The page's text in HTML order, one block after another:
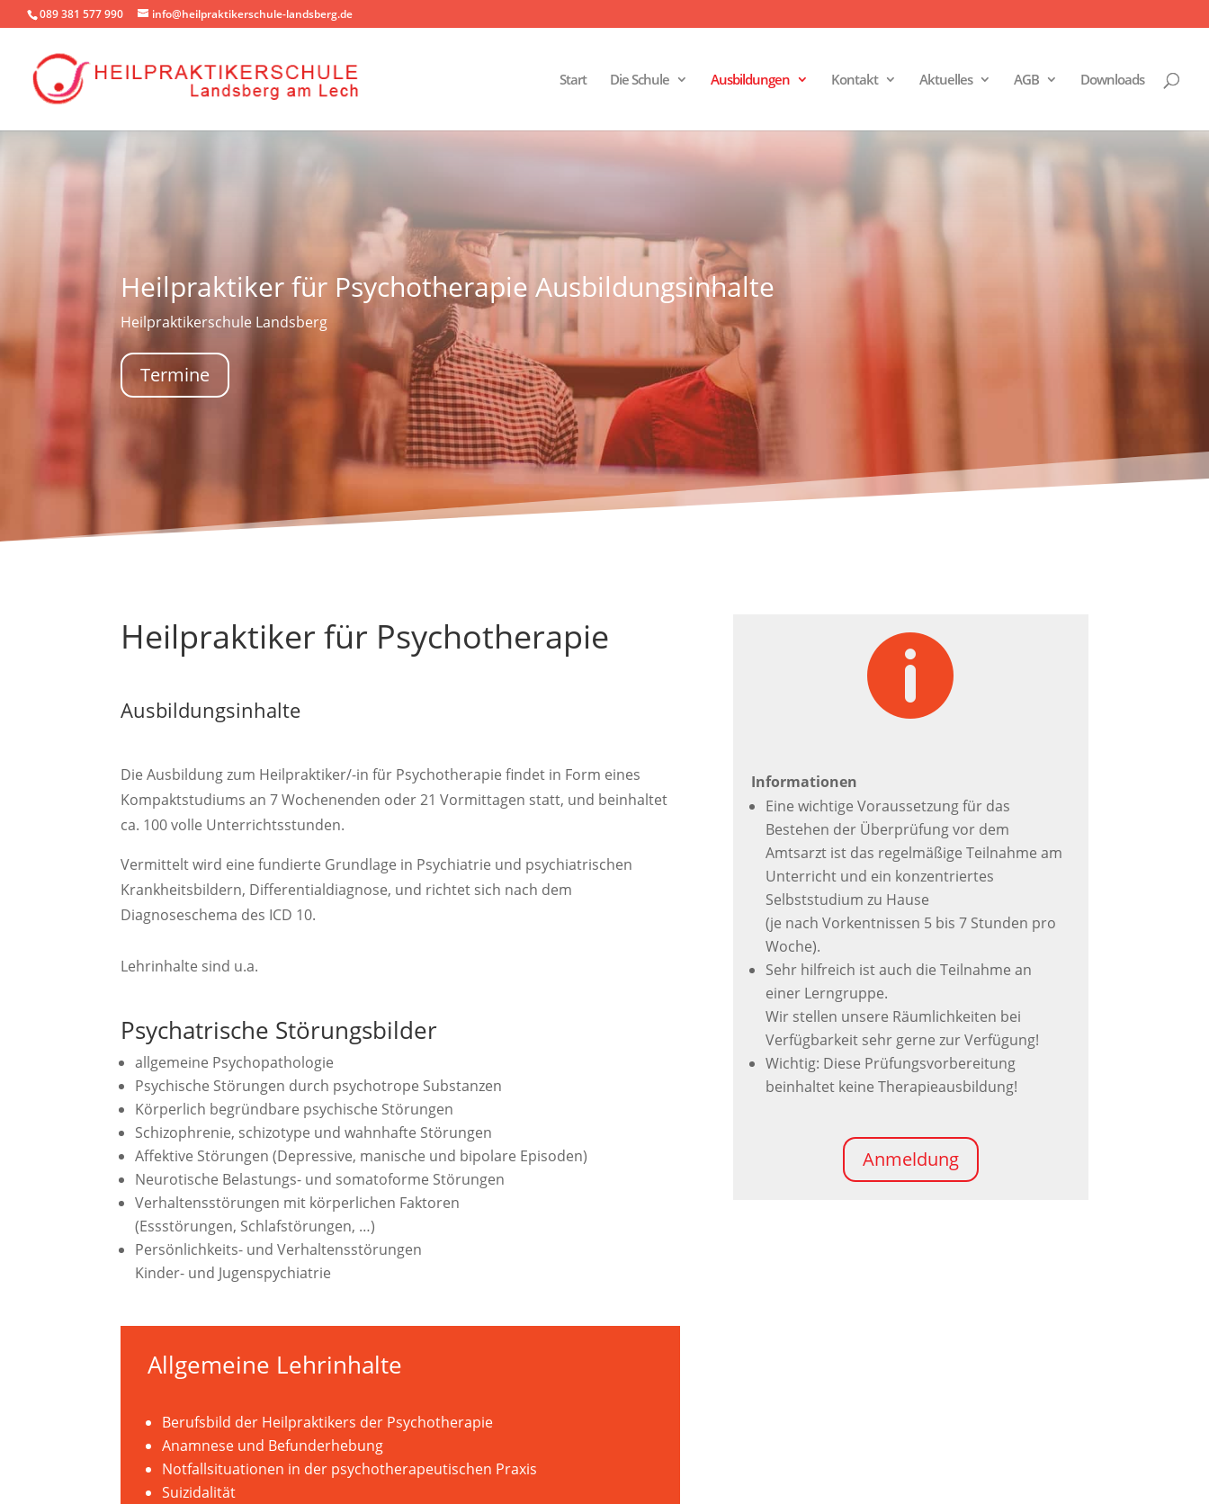
089 381 577 990 info@heilpraktikerschule-landsberg.de
Start Die Schule Ausbildungen Kontakt Aktuelles AGB Downloads
Heilpraktiker für Psychotherapie Ausbildungsinhalte
Heilpraktikerschule Landsberg
Termine
Heilpraktiker für Psychotherapie
Ausbildungsinhalte
Die Ausbildung zum Heilpraktiker/-in für Psychotherapie findet in Form eines
Kompaktstudiums an 7 Wochenenden oder 21 Vormittagen statt, und beinhaltet
ca. 100 volle Unterrichtsstunden.
Vermittelt wird eine fundierte Grundlage in Psychiatrie und psychiatrischen
Krankheitsbildern, Differentialdiagnose, und richtet sich nach dem
Diagnoseschema des ICD 10.
Lehrinhalte sind u.a.
Psychatrische Störungsbilder
allgemeine Psychopathologie
Psychische Störungen durch psychotrope Substanzen
Körperlich begründbare psychische Störungen
Schizophrenie, schizotype und wahnhafte Störungen
Affektive Störungen (Depressive, manische und bipolare Episoden)
Neurotische Belastungs- und somatoforme Störungen
Verhaltensstörungen mit körperlichen Faktoren
(Essstörungen, Schlafstörungen, …)
Persönlichkeits- und Verhaltensstörungen
Kinder- und Jugenspychiatrie
Allgemeine Lehrinhalte
Berufsbild der Heilpraktikers der Psychotherapie
Anamnese und Befunderhebung
Notfallsituationen in der psychotherapeutischen Praxis
Suizidalität

Informationen
Eine wichtige Voraussetzung für das
Bestehen der Überprüfung vor dem
Amtsarzt ist das regelmäßige Teilnahme am
Unterricht und ein konzentriertes
Selbststudium zu Hause
(je nach Vorkentnissen 5 bis 7 Stunden pro
Woche).
Sehr hilfreich ist auch die Teilnahme an
einer Lerngruppe.
Wir stellen unsere Räumlichkeiten bei
Verfügbarkeit sehr gerne zur Verfügung!
Wichtig: Diese Prüfungsvorbereitung
beinhaltet keine Therapieausbildung!
Anmeldung